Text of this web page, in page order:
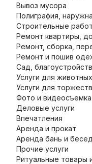
Вывоз мусора
Полиграфия,
Строительные
Ремонт квартиры,
Ремонт, сборка,
Ремонт и пошив
Сад,
Услуги для животных
Услуги для торжеств
Фото и видеосъемка
Деловые услуги
Впечатления
Аренда и прокат
Аренда бань и
Прочие услуги
Ритуальные товары